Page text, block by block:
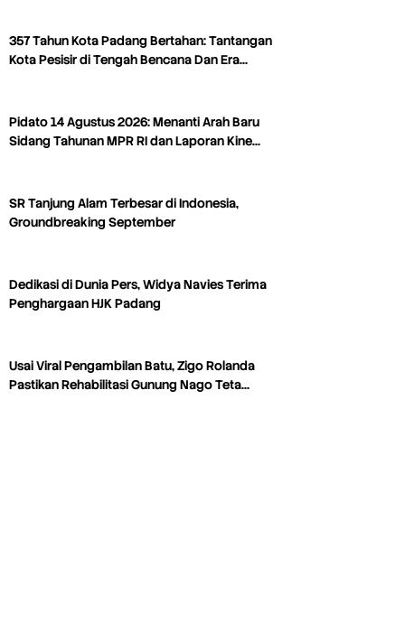
357 Tahun Kota Padang Bertahan: Tantangan
Kota Pesisir di Tengah Bencana Dan Era…
Pidato 14 Agustus 2026: Menanti Arah Baru
Sidang Tahunan MPR RI dan Laporan Kine…
SR Tanjung Alam Terbesar di Indonesia,
Groundbreaking September
Dedikasi di Dunia Pers, Widya Navies Terima
Penghargaan HJK Padang
Usai Viral Pengambilan Batu, Zigo Rolanda
Pastikan Rehabilitasi Gunung Nago Teta…